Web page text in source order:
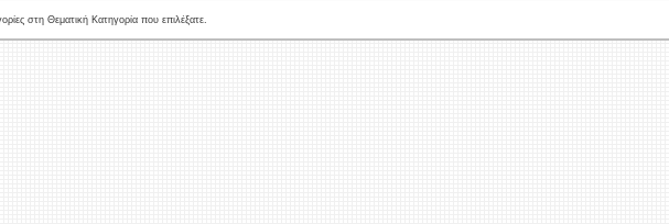
στη Θεματική Κατηγορία που επιλέξατε.